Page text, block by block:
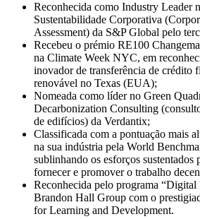
Reconhecida como Industry Leader
Sustentabilidade Corporativa
Assessment) da S&P Global pelo
Recebeu o prémio RE100
na Climate Week NYC, em
inovador de transferência de crédito
renovável no Texas (EUA);
Nomeada como líder no Green
Decarbonization Consulting
de edifícios) da Verdantix;
Classificada com a pontuação mais
na sua indústria pela World
sublinhando os esforços sustentados
fornecer e promover o trabalho
Reconhecida pelo programa
Brandon Hall Group com o
for Learning and Development.